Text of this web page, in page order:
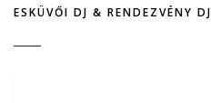
ESKÜVŐI DJ & RENDEZVÉNY DJ